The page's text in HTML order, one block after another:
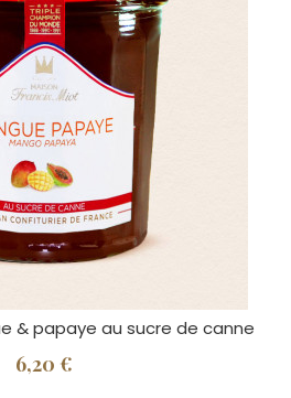
& papaye au sucre de canne
6,20 €